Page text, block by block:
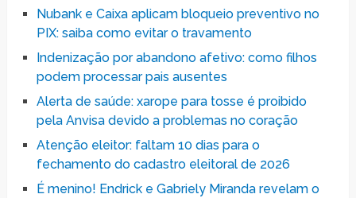
Nubank e Caixa aplicam bloqueio preventivo no
PIX: saiba como evitar o travamento
Indenização por abandono afetivo: como filhos
podem processar pais ausentes
Alerta de saúde: xarope para tosse é proibido
pela Anvisa devido a problemas no coração
Atenção eleitor: faltam 10 dias para o
fechamento do cadastro eleitoral de 2026
É menino! Endrick e Gabriely Miranda revelam o